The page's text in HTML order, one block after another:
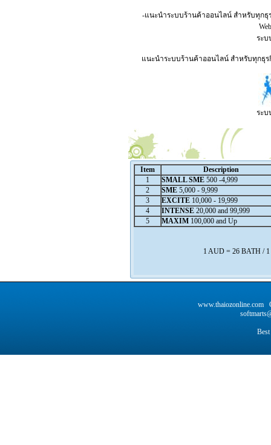
-แนะนำระบบร้านค้าออนไลน์ สำหรับทุกธุ
ระบ
แนะนำระบบร้านค้าออนไลน์ สำหรับทุกธุ
ระบ
Item
Description
1
SMALL SME 500 -4,999
2
SME 5,000 - 9,999
3
EXCITE 10,000 - 19,999
4
INTENSE 20,000 and 99,999
5
MAXIM 100,000 and Up
1 AUD = 26 BATH /
www.thaiozonline.com